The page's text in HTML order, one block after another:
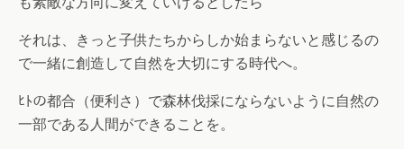
それは、きっと子供たちからしか始まらないと感じるの
で一緒に創造して自然を大切にする時代へ。
ﾋﾄの都合（便利さ）で森林伐採にならないように自然の
一部である人間ができることを。